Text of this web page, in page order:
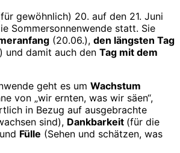
gewöhnlich) 20. auf den 21. Juni
Sommersonnenwende statt. Sie
(20.06.), den längsten Tag
und damit auch den Tag mit dem
geht es um Wachstum
von „wir ernten, was wir säen“,
in Bezug auf ausgebrachte
sind), Dankbarkeit (für die
Fülle (Sehen und schätzen, was